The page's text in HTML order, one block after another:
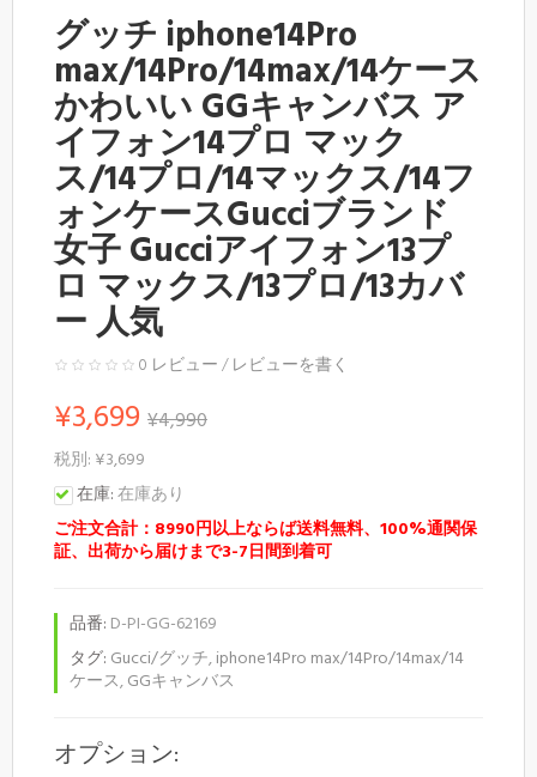
グッチ iphone14Pro
max/14Pro/14max/14ケース
かわいい GGキャンバス ア
イフォン14プロ マック
ス/14プロ/14マックス/14フ
ォンケースGucciブランド
女子 Gucciアイフォン13プ
ロ マックス/13プロ/13カバ
ー 人気
0 レビュー/レビューを書く
¥3,699 ¥4,990
税別: ¥3,699
在庫:在庫あり
ご注文合計：8990円以上ならば送料無料、100%通関保
証、出荷から届けまで3-7日間到着可
品番: D-PI-GG-62169
タグ: Gucci/グッチ,iphone14Pro max/14Pro/14max/14
ケース,GGキャンバス
オプション: